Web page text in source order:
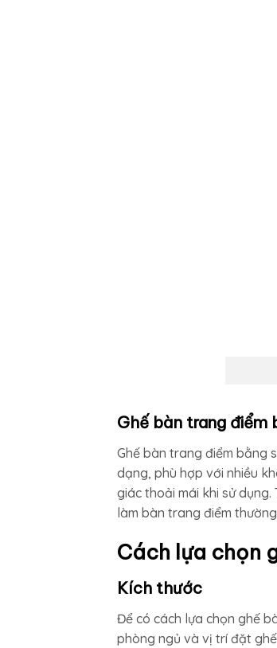
Ghế bàn trang điểm
Ghế bàn trang điểm bằng
dạng, phù hợp với nhiều
giác thoải mái khi sử dụng.
làm bàn trang điểm
Cách lựa chọn
Kích thước
Để có cách lựa chọn ghế
phòng ngủ và vị trí đặt